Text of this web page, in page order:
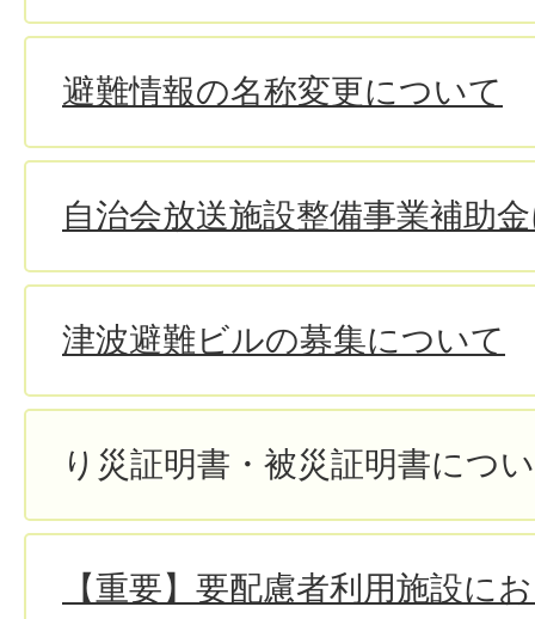
避難情報の名称変更について
自治会放送施設整備事業補助
津波避難ビルの募集について
り災証明書・被災証明書につ
【重要】要配慮者利用施設に